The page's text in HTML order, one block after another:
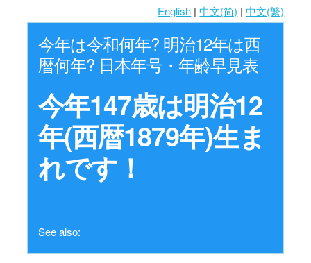
English |中文(简) |中文(繁)
今年は令和何年? 明治12年は西
暦何年? 日本年号・年齢早見表
今年147歳は明治12
年(西暦1879年)生ま
れです！
See also: